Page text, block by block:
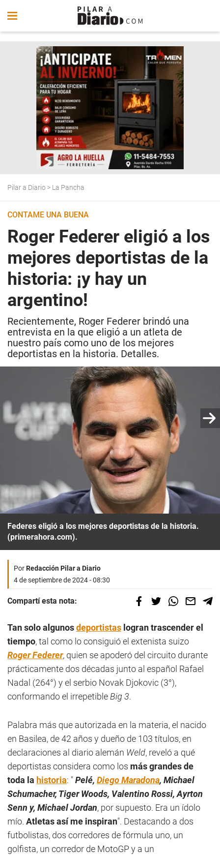
Pilar a Diario > La Pancha
CONTAME UNA BUENA
Roger Federer eligió a los
mejores deportistas de la
historia: ¡y hay un
argentino!
Recientemente, Roger Federer brindó una
entrevista en la que eligió a un atleta de
nuestro país como uno de los mejores
deportistas en la historia. Detalles.
Federes eligió a los mejores deportistas de la historia.
(primerahora.com).
PorRedacción Pilar a Diario
4 de septiembre de 2024 - 08:30
Compartí esta nota:
Tan solo algunosdeportistas logran trascender el
tiempo, tal como lo consiguió el extenista suizo
Roger Federer, quien se apoderó del circuito durante
prácticamente dos décadas junto al español Rafael
Nadal (264°) y el serbio Novak Djokovic (3°),
conformando el irrepetibleBig 3.
Palabra más que autorizada en la materia, el nacido
en Basilea, de 42 años y dueño de 103 títulos, en
declaraciones al diario alemán Weld, reveló a qué
deportistas considera como los más grandes de
toda la historia: "Pelé, Diego Maradona, Michael
Schumacher, Tiger Woods, Valentino Rossi, Ayrton
Senn y, Michael Jordan, por supuesto. Era un ídolo
mío. Atletas así me inspiran". Destacando a dos
futbolistas, dos corredores de fórmula uno, un
golfista, un corredor de MotoGP y a un